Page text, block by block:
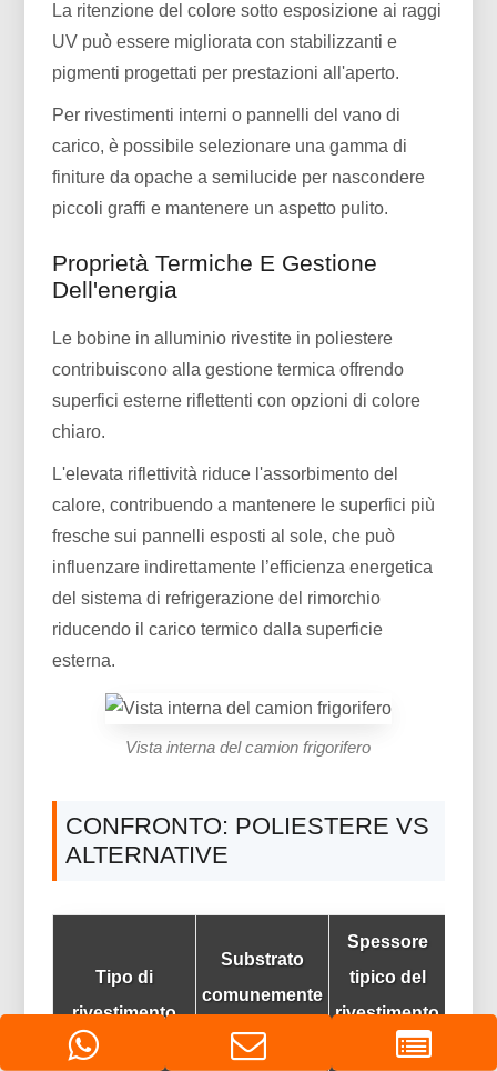
La ritenzione del colore sotto esposizione ai raggi
UV può essere migliorata con stabilizzanti e
pigmenti progettati per prestazioni all'aperto.
Per rivestimenti interni o pannelli del vano di
carico, è possibile selezionare una gamma di
finiture da opache a semilucide per nascondere
piccoli graffi e mantenere un aspetto pulito.
Proprietà Termiche E Gestione
Dell'energia
Le bobine in alluminio rivestite in poliestere
contribuiscono alla gestione termica offrendo
superfici esterne riflettenti con opzioni di colore
chiaro.
L'elevata riflettività riduce l'assorbimento del
calore, contribuendo a mantenere le superfici più
fresche sui pannelli esposti al sole, che può
influenzare indirettamente l’efficienza energetica
del sistema di refrigerazione del rimorchio
riducendo il carico termico dalla superficie
esterna.
Vista interna del camion frigorifero
CONFRONTO: POLIESTERE VS
ALTERNATIVE
Tipo di
rivestimento
Substrato
comunemente
usato
Spessore
tipico del
rivestimento
(μm)